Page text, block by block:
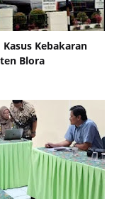
Kebakaran
Blora